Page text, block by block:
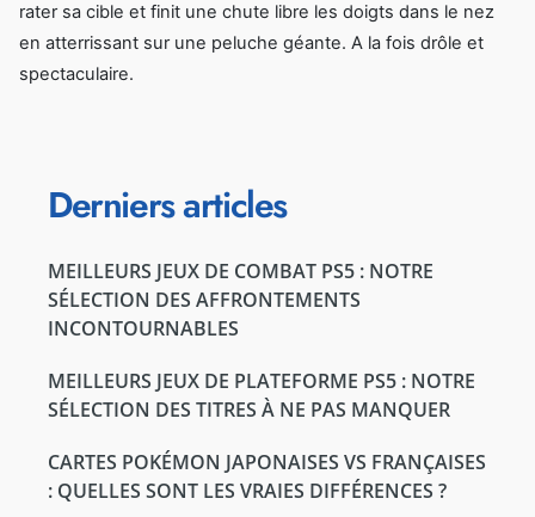
rater sa cible et finit une chute libre les doigts dans le nez
en atterrissant sur une peluche géante. A la fois drôle et
spectaculaire.
Derniers articles
MEILLEURS JEUX DE COMBAT PS5 : NOTRE
SÉLECTION DES AFFRONTEMENTS
INCONTOURNABLES
MEILLEURS JEUX DE PLATEFORME PS5 : NOTRE
SÉLECTION DES TITRES À NE PAS MANQUER
CARTES POKÉMON JAPONAISES VS FRANÇAISES
: QUELLES SONT LES VRAIES DIFFÉRENCES ?